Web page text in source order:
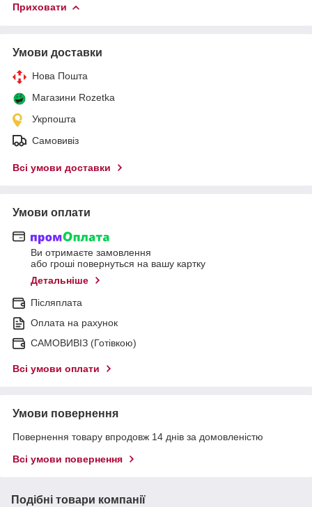
Приховати
Умови доставки
Нова Пошта
Магазини Rozetka
Укрпошта
Самовивіз
Всі умови доставки
Умови оплати
Ви отримаєте замовлення
або гроші повернуться на вашу картку
Детальніше
Післяплата
Оплата на рахунок
САМОВИВІЗ (Готівкою)
Всі умови оплати
Умови повернення
Повернення товару впродовж 14 днів за домовленістю
Всі умови повернення
Подібні товари компанії